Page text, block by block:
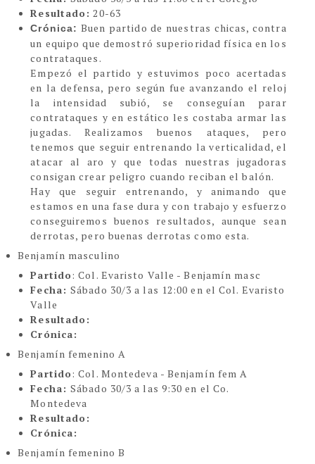
Resultado: 20-63
Crónica: Buen partido de nuestras chicas, contra
un equipo que demostró superioridad física en los
contrataques.
Empezó el partido y estuvimos poco acertadas
en la defensa, pero según fue avanzando el reloj
la intensidad subió, se conseguían parar
contrataques y en estático les costaba armar las
jugadas. Realizamos buenos ataques, pero
tenemos que seguir entrenando la verticalidad, el
atacar al aro y que todas nuestras jugadoras
consigan crear peligro cuando reciban el balón.
Hay que seguir entrenando, y animando que
estamos en una fase dura y con trabajo y esfuerzo
conseguiremos buenos resultados, aunque sean
derrotas, pero buenas derrotas como esta.
Benjamín masculino
Partido: Col. Evaristo Valle - Benjamín masc
Fecha:Sábado 30/3 a las 12:00 en el Col. Evaristo
Valle
Resultado:
Crónica:
Benjamín femenino A
Partido: Col. Montedeva - Benjamín fem A
Fecha:Sábado 30/3 a las 9:30 en el Co.
Montedeva
Resultado:
Crónica:
Benjamín femenino B